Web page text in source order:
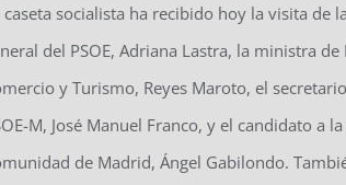
caseta socialista ha recibido hoy la visita de
del PSOE, Adriana Lastra, la ministra
y Turismo, Reyes Maroto, el
M, José Manuel Franco, y el candidato a
de Madrid, Ángel Gabilondo.